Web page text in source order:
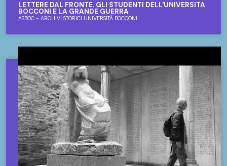
LETTERE DAL FRONTE. GLI STUDENTI DELL'UNIVERSITÀ
BOCCONI E LA GRANDE GUERRA
ASBOC - ARCHIVI STORICI UNIVERSITÀ BOCCONI